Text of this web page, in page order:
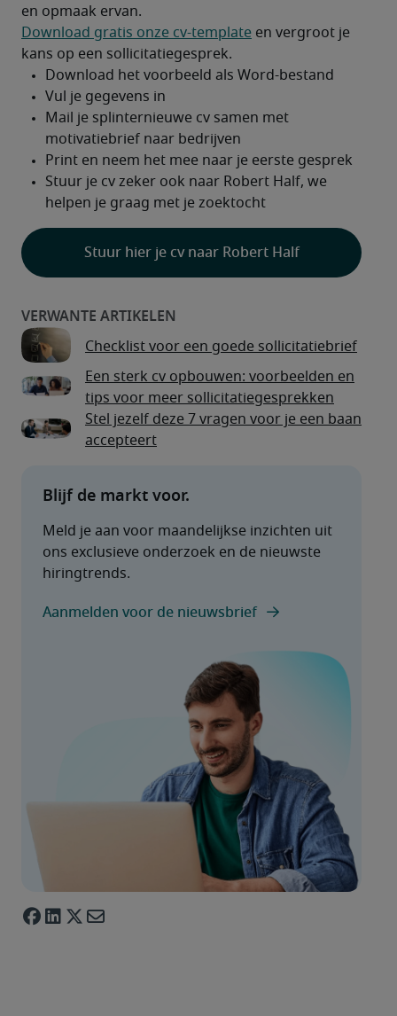
Stuur hier je cv naar Robert Half
en opmaak ervan.
Download gratis onze cv-template en vergroot je
kans op een sollicitatiegesprek.
Checklist voor een goede sollicitatiebrief
Een sterk cv opbouwen: voorbeelden en
tips voor meer sollicitatiegesprekken
Stel jezelf deze 7 vragen voor je een baan
accepteert